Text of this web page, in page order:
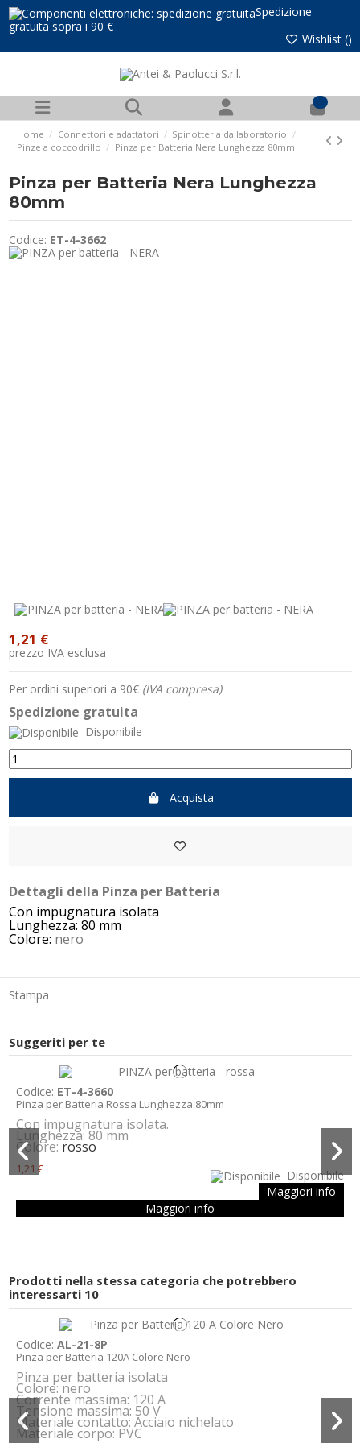
Spedizione
gratuita sopra i 90 €
Wishlist ()
Home Connettori e adattatori
Spinotteria da laboratorio
Pinze a coccodrillo
Pinza per Batteria Nera Lunghezza 80mm
Pinza per Batteria Nera Lunghezza
80mm
Codice: ET-4-3662
1,21 €
prezzo IVA esclusa
Per ordini superiori a 90€ (IVA compresa)
Spedizione gratuita
Disponibile
Acquista
Dettagli della Pinza per Batteria
Con impugnatura isolata
Lunghezza: 80 mm
Colore: nero
Stampa
Suggeriti per te
Codice: ET-4-3660
Pinza per Batteria Rossa Lunghezza 80mm
Con impugnatura isolata.
Lunghezza: 80 mm
Colore: rosso
1,21 €
Disponibile
Maggiori info
Maggiori info
Prodotti nella stessa categoria che potrebbero
interessarti 10
Codice: AL-21-8P
Pinza per Batteria 120A Colore Nero
Pinza per batteria isolata
Colore: nero
Corrente massima: 120 A
Tensione massima: 50 V
Materiale contatto: Acciaio nichelato
Materiale corpo: PVC